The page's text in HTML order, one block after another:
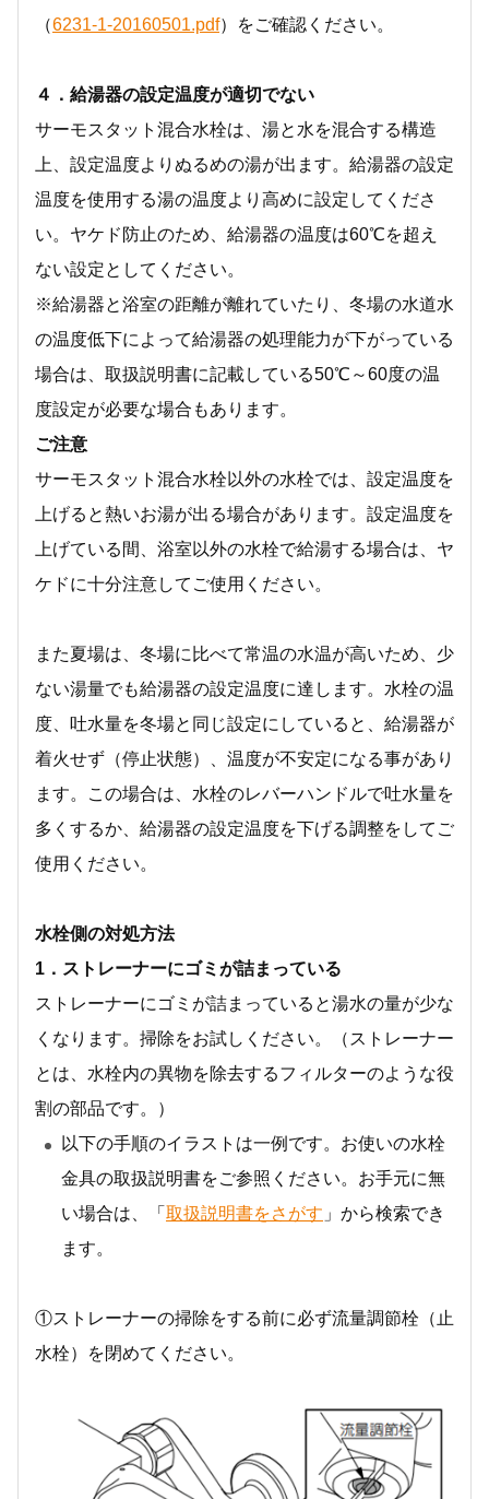
（6231-1-20160501.pdf）をご確認ください。
４．給湯器の設定温度が適切でない
サーモスタット混合水栓は、湯と水を混合する構造
上、設定温度よりぬるめの湯が出ます。給湯器の設定
温度を使用する湯の温度より高めに設定してくださ
い。ヤケド防止のため、給湯器の温度は60℃を超え
ない設定としてください。
※給湯器と浴室の距離が離れていたり、冬場の水道水
の温度低下によって給湯器の処理能力が下がっている
場合は、取扱説明書に記載している50℃～60度の温
度設定が必要な場合もあります。
ご注意
サーモスタット混合水栓以外の水栓では、設定温度を
上げると熱いお湯が出る場合があります。設定温度を
上げている間、浴室以外の水栓で給湯する場合は、ヤ
ケドに十分注意してご使用ください。
また夏場は、冬場に比べて常温の水温が高いため、少
ない湯量でも給湯器の設定温度に達します。水栓の温
度、吐水量を冬場と同じ設定にしていると、給湯器が
着火せず（停止状態）、温度が不安定になる事があり
ます。この場合は、水栓のレバーハンドルで吐水量を
多くするか、給湯器の設定温度を下げる調整をしてご
使用ください。
水栓側の対処方法
1．ストレーナーにゴミが詰まっている
ストレーナーにゴミが詰まっていると湯水の量が少な
くなります。掃除をお試しください。（ストレーナー
とは、水栓内の異物を除去するフィルターのような役
割の部品です。）
以下の手順のイラストは一例です。お使いの水栓
金具の取扱説明書をご参照ください。お手元に無
い場合は、「 取扱説明書をさがす 」から検索でき
ます。
①ストレーナーの掃除をする前に必ず流量調節栓（止
水栓）を閉めてください。